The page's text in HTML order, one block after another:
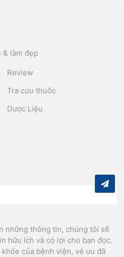
& làm đẹp
Review
Tra cứu thuốc
Dược Liệu
những thông tin, chúng tôi sẽ
hữu ích và có lợi cho bạn đọc.
của bệnh viện, vé ưu đã